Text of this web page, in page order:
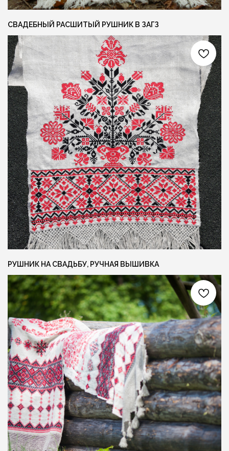
СВАДЕБНЫЙ РАСШИТЫЙ РУШНИК В ЗАГЗ
РУШНИК НА СВАДЬБУ, РУЧНАЯ ВЫШИВКА
Я даю согласие на обработку персональных
данных и соглашаюсь сполитикой
конфиденциальности
КОНТАКТЫ
VKONTAKTE
PINTEREST
TELEGRAM
INSTAGRAM
СОЦ. СЕТИ
INFO@FLAXECO.COM
+375 (29) 623 41 51
ОСТАВИТЬ ЗАЯВКУ +